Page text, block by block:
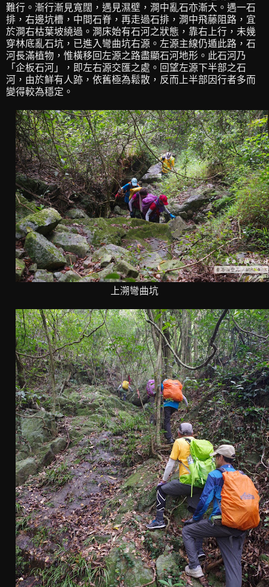
難行。漸行漸見寬闊，遇見濕壁，澗中亂石亦漸大。遇一石
排，右邊坑槽，中間石脊，再走過石排，澗中飛藤阻路，宜
於澗右枯葉坡繞過。澗床始有石河之狀態，靠右上行，未幾
穿林底亂石坑，已進入彎曲坑右源。左源主線仍遁此路，石
河長滿植物，惟橫移回左源之路盡顯石河地形。此石河乃
「企板石河」，即左右源交匯之處。回望左源下半部之石
河，由於鮮有人跡，依舊極為鬆散，反而上半部因行者多而
變得較為穩定。
上溯彎曲坑